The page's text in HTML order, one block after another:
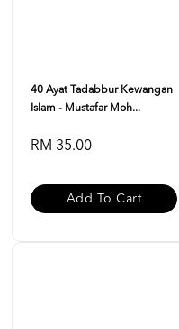
40 Ayat Tadabbur Kewangan
Islam - Mustafar Moh...
RM 35.00
Add To Cart